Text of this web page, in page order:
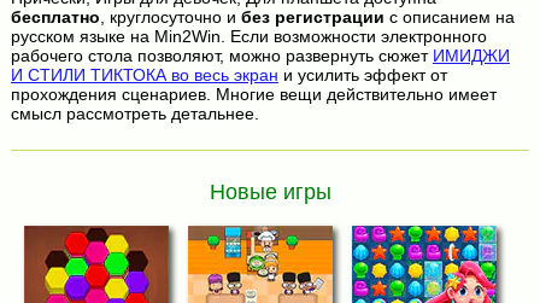
бесплатно, круглосуточно и без регистрации с описанием на
русском языке на Min2Win. Если возможности электронного
рабочего стола позволяют, можно развернуть сюжет ИМИДЖИ
И СТИЛИ ТИКТОКА во весь экран и усилить эффект от
прохождения сценариев. Многие вещи действительно имеет
смысл рассмотреть детальнее.
Новые игры